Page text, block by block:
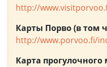
http://
Карты Порво (в том
http://www.porvoo.fi/
Карта